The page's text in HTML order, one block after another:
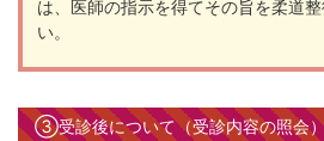
は、医師の指示を得てその旨を柔道
い。
③受診後について（受診内容の照会